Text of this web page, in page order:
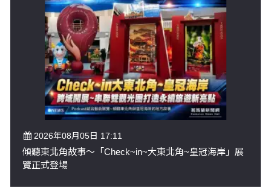
2026年08月05日 17:11
傾聽東北角故事～「Check~in~大東北角~皇冠海岸」展
覽正式登場